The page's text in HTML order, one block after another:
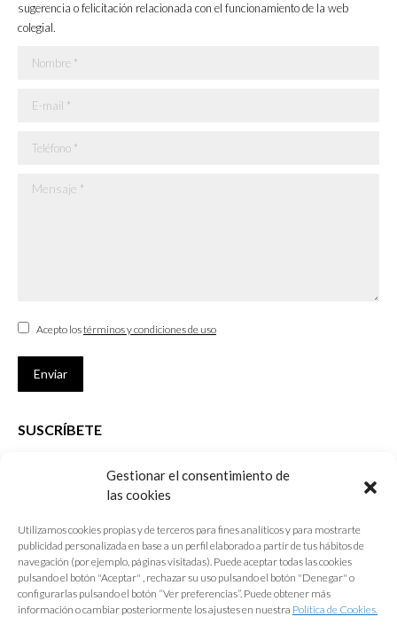
Gestionar el consentimiento de
las cookies
Utilizamos cookies propias y de terceros para fines analíticos y para mostrarte
publicidad personalizada en base a un perfil elaborado a partir de tus hábitos de
navegación (por ejemplo, páginas visitadas). Puede aceptar todas las cookies
pulsando el botón "Aceptar" , rechazar su uso pulsando el botón "Denegar" o
configurarlas pulsando el botón “Ver preferencias”. Puede obtener más
información o cambiar posteriormente los ajustes en nuestra Política de Cookies.
windowwindowwindowwindow
sugerencia o felicitación relacionada con el funcionamiento de la web
colegial.
Nombre *
E-mail *
Teléfono *
Mensaje *
Acepto lostérminos y condiciones de uso
Enviar
SUSCRÍBETE
que desarrolla el Colegio de Arquitectos de Cádiz
E-mail *
Acepto lostérminos y condiciones de uso